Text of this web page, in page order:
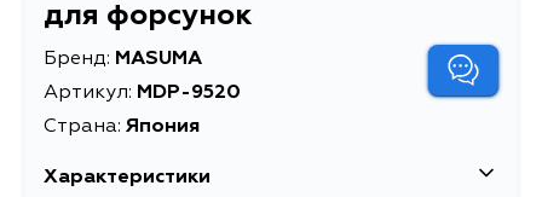
для форсунок
Бренд: MASUMA
Артикул: MDP-9520
Страна: Япония
Характеристики